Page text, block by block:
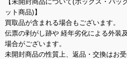
【未開封商品について(ボックス・パッ
ット商品)】
買取品が含まれる場合もございます。
伝票の剥がし跡や 経年劣化による外装
場合がございます。
未開封商品の性質上、返品・交換はお受